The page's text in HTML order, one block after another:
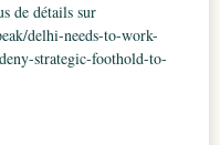
de détails sur
delhi-needs-to-work-
strategic-foothold-to-